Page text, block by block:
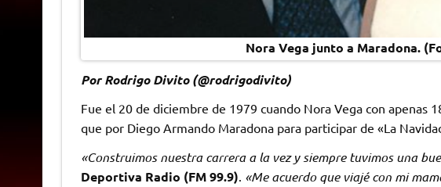
Nora Vega junto a Maradona.
Por Rodrigo Divito (@rodrigodivito)
Fue el 20 de diciembre de 1979 cuando Nora Vega con apenas
que por Diego Armando Maradona para participar de «La
«Construimos nuestra carrera a la vez y siempre tuvimos una
Deportiva Radio (FM 99.9). «Me acuerdo que viajé con mi